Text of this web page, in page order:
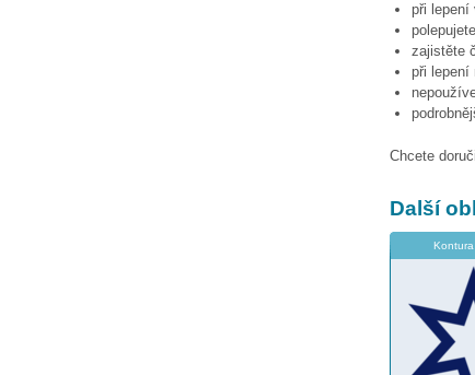
při lepení
zajistěte
při lepení
Chcete
Další